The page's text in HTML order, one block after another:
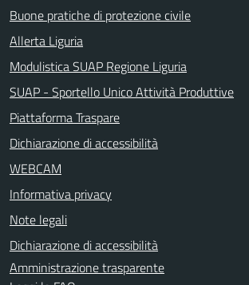
Buone pratiche di protezione civile
Allerta Liguria
Modulistica SUAP Regione Liguria
SUAP - Sportello Unico Attività Produttive
Piattaforma Traspare
Dichiarazione di accessibilità
WEBCAM
Informativa privacy
Note legali
Dichiarazione di accessibilità
Amministrazione trasparente